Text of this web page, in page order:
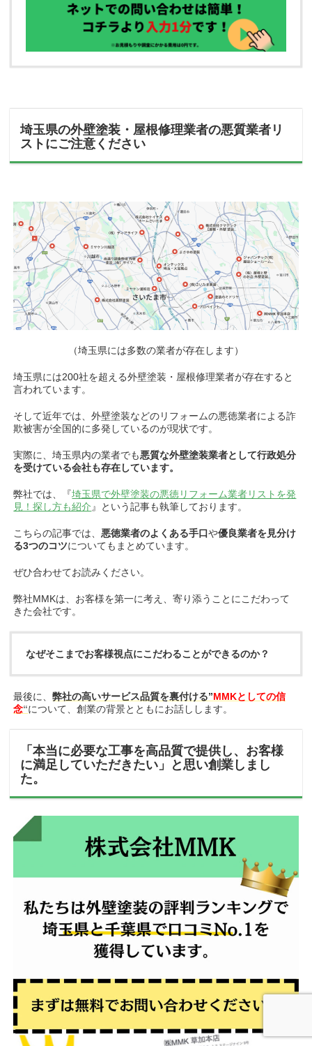
埼玉県の外壁塗装・屋根修理業者の悪質業者リ
ストにご注意ください
（埼玉県には多数の業者が存在します）
埼玉県には200社を超える外壁塗装・屋根修理業者が存在すると
言われています。
そして近年では、外壁塗装などのリフォームの悪徳業者による詐
欺被害が全国的に多発しているのが現状です。
実際に、埼玉県内の業者でも悪質な外壁塗装業者として行政処分
を受けている会社も存在しています。
弊社では、『埼玉県で外壁塗装の悪徳リフォーム業者リストを発
見！探し方も紹介 』という記事も執筆しております。
こちらの記事では、 悪徳業者のよくある手口や優良業者を見分け
る3つのコツについてもまとめています。
ぜひ合わせてお読みください。
弊社MMKは、お客様を第一に考え、寄り添うことにこだわって
きた会社です。
なぜそこまでお客様視点にこだわることができるのか？
最後に、弊社の高いサービス品質を裏付ける”MMKとしての信
念“について、創業の背景とともにお話しします。
「本当に必要な工事を高品質で提供し、お客様
に満足していただきたい」と思い創業しまし
た。